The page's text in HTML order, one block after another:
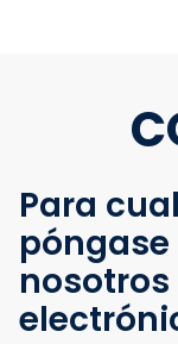
Para